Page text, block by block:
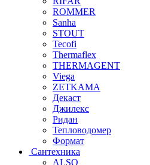
ROMMER
Sanha
STOUT
Tecofi
Thermaflex
THERMAGENT
Viega
ZETKAMA
Декаст
Джилекс
Ридан
Тепловодомер
Формат
Сантехника
ALSO